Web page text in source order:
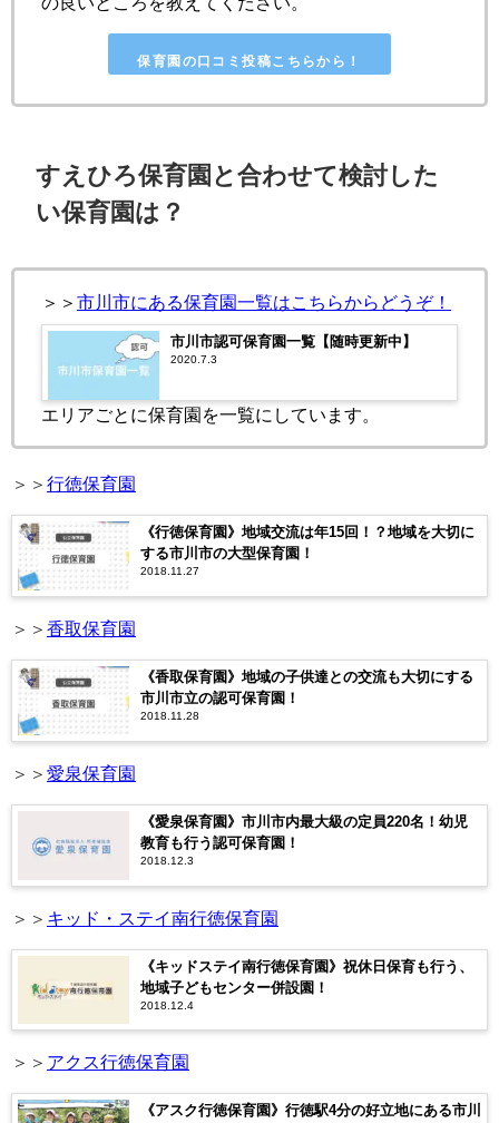
保育園の口コミ投稿こちらから！
すえひろ保育園と合わせて検討した
い保育園は？
＞＞ 市川市にある保育園一覧はこちらからどうぞ！
市川市認可保育園一覧【随時更新中】
2020.7.3
エリアごとに保育園を一覧にしています。
＞＞ 行徳保育園
《行徳保育園》地域交流は年15回！？地域を大切に
する市川市の大型保育園！
2018.11.27
＞＞ 香取保育園
《香取保育園》地域の子供達との交流も大切にする
市川市立の認可保育園！
2018.11.28
＞＞ 愛泉保育園
《愛泉保育園》市川市内最大級の定員220名！幼児
教育も行う認可保育園！
2018.12.3
＞＞ キッド・ステイ南行徳保育園
《キッドステイ南行徳保育園》祝休日保育も行う、
地域子どもセンター併設園！
2018.12.4
＞＞ アクス行徳保育園
《アスク行徳保育園》行徳駅4分の好立地にある市川